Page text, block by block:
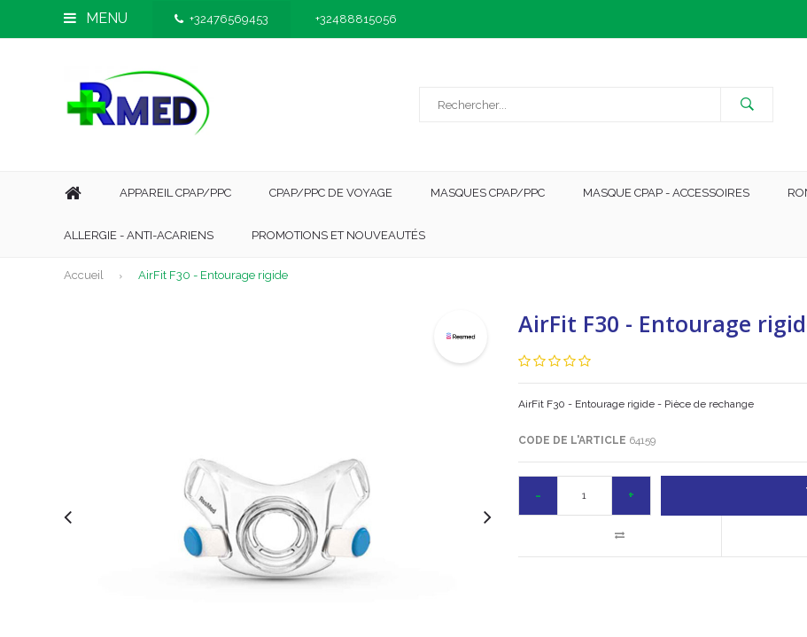
MENU +32476569453 +32488815056
APPAREIL CPAP/PPC CPAP/PPC DE VOYAGE MASQUES CPAP/PPC MASQUE CPAP - ACCESSOIRES
ALLERGIE - ANTI-ACARIENS PROMOTIONS ET NOUVEAUTÉS
Accueil AirFit F30 - Entourage rigide
AirFit F30 - Entourage
AirFit F30 - Entourage rigide - Pièce de rechange
CODE DE L'ARTICLE 64159
- +